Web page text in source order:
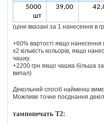
5000
шт
39,00
(ціни вказані за 1 нанесення в
+60% вартості якщо
х2 кількість кольорів, якщо
чашку.
+2200 грн якщо чашка більша
випал)
Декольний спосіб найменш
Можливе точне поєднання
тампопечать T2: